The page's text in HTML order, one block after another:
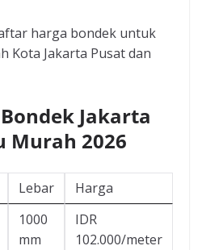
harga bondek untuk
Kota Jakarta Pusat dan
Jakarta
Murah 2026
Lebar
Harga
1000
mm
IDR
102.000/meter